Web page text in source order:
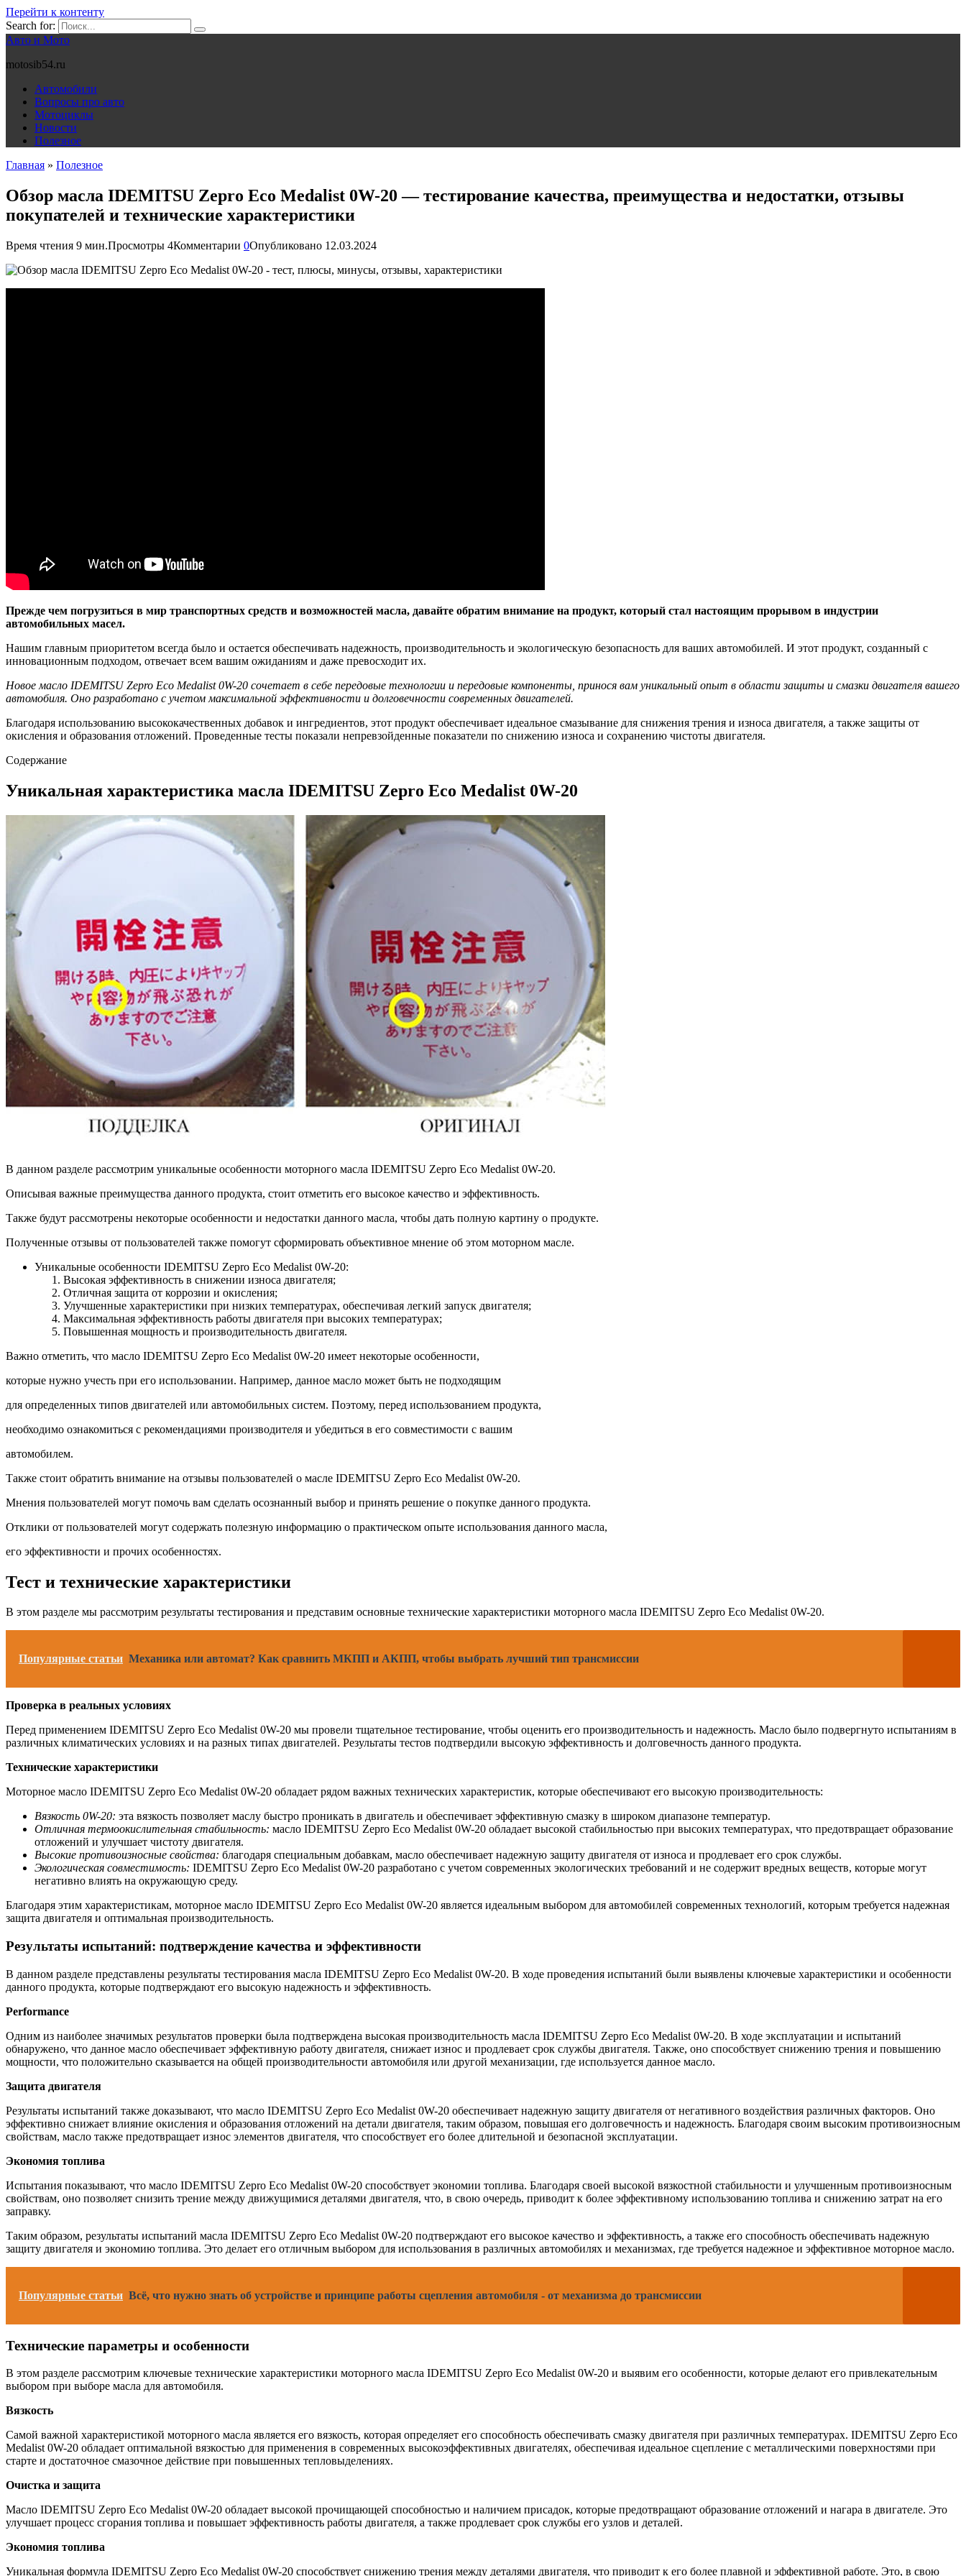
Перейти к контенту
Search for:
Авто и Мото
motosib54.ru
Автомобили
Вопросы про авто
Мотоциклы
Новости
Полезное
Главная » Полезное
Обзор масла IDEMITSU Zepro Eco Medalist 0W-20 — тестирование качества, преимущества и недостатки, отзывы
покупателей и технические характеристики
Время чтения 9 мин.Просмотры 4Комментарии 0Опубликовано 12.03.2024
Прежде чем погрузиться в мир транспортных средств и возможностей масла, давайте обратим внимание на продукт, который стал настоящим прорывом в индустрии
автомобильных масел.
Нашим главным приоритетом всегда было и остается обеспечивать надежность, производительность и экологическую безопасность для ваших автомобилей. И этот продукт, созданный с
инновационным подходом, отвечает всем вашим ожиданиям и даже превосходит их.
Новое масло IDEMITSU Zepro Eco Medalist 0W-20 сочетает в себе передовые технологии и передовые компоненты, принося вам уникальный опыт в области защиты и смазки двигателя вашего
автомобиля. Оно разработано с учетом максимальной эффективности и долговечности современных двигателей.
Благодаря использованию высококачественных добавок и ингредиентов, этот продукт обеспечивает идеальное смазывание для снижения трения и износа двигателя, а также защиты от
окисления и образования отложений. Проведенные тесты показали непревзойденные показатели по снижению износа и сохранению чистоты двигателя.
Содержание
Уникальная характеристика масла IDEMITSU Zepro Eco Medalist 0W-20
В данном разделе рассмотрим уникальные особенности моторного масла IDEMITSU Zepro Eco Medalist 0W-20.
Описывая важные преимущества данного продукта, стоит отметить его высокое качество и эффективность.
Также будут рассмотрены некоторые особенности и недостатки данного масла, чтобы дать полную картину о продукте.
Полученные отзывы от пользователей также помогут сформировать объективное мнение об этом моторном масле.
Уникальные особенности IDEMITSU Zepro Eco Medalist 0W-20:
Высокая эффективность в снижении износа двигателя;
Отличная защита от коррозии и окисления;
Улучшенные характеристики при низких температурах, обеспечивая легкий запуск двигателя;
Максимальная эффективность работы двигателя при высоких температурах;
Повышенная мощность и производительность двигателя.
Важно отметить, что масло IDEMITSU Zepro Eco Medalist 0W-20 имеет некоторые особенности,
которые нужно учесть при его использовании. Например, данное масло может быть не подходящим
для определенных типов двигателей или автомобильных систем. Поэтому, перед использованием продукта,
необходимо ознакомиться с рекомендациями производителя и убедиться в его совместимости с вашим
автомобилем.
Также стоит обратить внимание на отзывы пользователей о масле IDEMITSU Zepro Eco Medalist 0W-20.
Мнения пользователей могут помочь вам сделать осознанный выбор и принять решение о покупке данного продукта.
Отклики от пользователей могут содержать полезную информацию о практическом опыте использования данного масла,
его эффективности и прочих особенностях.
Тест и технические характеристики
В этом разделе мы рассмотрим результаты тестирования и представим основные технические характеристики моторного масла IDEMITSU Zepro Eco Medalist 0W-20.
Популярные статьи Механика или автомат? Как сравнить МКПП и АКПП, чтобы выбрать лучший тип трансмиссии
Проверка в реальных условиях
Перед применением IDEMITSU Zepro Eco Medalist 0W-20 мы провели тщательное тестирование, чтобы оценить его производительность и надежность. Масло было подвергнуто испытаниям в
различных климатических условиях и на разных типах двигателей. Результаты тестов подтвердили высокую эффективность и долговечность данного продукта.
Технические характеристики
Моторное масло IDEMITSU Zepro Eco Medalist 0W-20 обладает рядом важных технических характеристик, которые обеспечивают его высокую производительность:
Вязкость 0W-20: эта вязкость позволяет маслу быстро проникать в двигатель и обеспечивает эффективную смазку в широком диапазоне температур.
Отличная термоокислительная стабильность: масло IDEMITSU Zepro Eco Medalist 0W-20 обладает высокой стабильностью при высоких температурах, что предотвращает образование
отложений и улучшает чистоту двигателя.
Высокие противоизносные свойства: благодаря специальным добавкам, масло обеспечивает надежную защиту двигателя от износа и продлевает его срок службы.
Экологическая совместимость: IDEMITSU Zepro Eco Medalist 0W-20 разработано с учетом современных экологических требований и не содержит вредных веществ, которые могут
негативно влиять на окружающую среду.
Благодаря этим характеристикам, моторное масло IDEMITSU Zepro Eco Medalist 0W-20 является идеальным выбором для автомобилей современных технологий, которым требуется надежная
защита двигателя и оптимальная производительность.
Результаты испытаний: подтверждение качества и эффективности
В данном разделе представлены результаты тестирования масла IDEMITSU Zepro Eco Medalist 0W-20. В ходе проведения испытаний были выявлены ключевые характеристики и особенности
данного продукта, которые подтверждают его высокую надежность и эффективность.
Performance
Одним из наиболее значимых результатов проверки была подтверждена высокая производительность масла IDEMITSU Zepro Eco Medalist 0W-20. В ходе эксплуатации и испытаний
обнаружено, что данное масло обеспечивает эффективную работу двигателя, снижает износ и продлевает срок службы двигателя. Также, оно способствует снижению трения и повышению
мощности, что положительно сказывается на общей производительности автомобиля или другой механизации, где используется данное масло.
Защита двигателя
Результаты испытаний также доказывают, что масло IDEMITSU Zepro Eco Medalist 0W-20 обеспечивает надежную защиту двигателя от негативного воздействия различных факторов. Оно
эффективно снижает влияние окисления и образования отложений на детали двигателя, таким образом, повышая его долговечность и надежность. Благодаря своим высоким противоизносным
свойствам, масло также предотвращает износ элементов двигателя, что способствует его более длительной и безопасной эксплуатации.
Экономия топлива
Испытания показывают, что масло IDEMITSU Zepro Eco Medalist 0W-20 способствует экономии топлива. Благодаря своей высокой вязкостной стабильности и улучшенным противоизносным
свойствам, оно позволяет снизить трение между движущимися деталями двигателя, что, в свою очередь, приводит к более эффективному использованию топлива и снижению затрат на его
заправку.
Таким образом, результаты испытаний масла IDEMITSU Zepro Eco Medalist 0W-20 подтверждают его высокое качество и эффективность, а также его способность обеспечивать надежную
защиту двигателя и экономию топлива. Это делает его отличным выбором для использования в различных автомобилях и механизмах, где требуется надежное и эффективное моторное масло.
Популярные статьи Всё, что нужно знать об устройстве и принципе работы сцепления автомобиля - от механизма до трансмиссии
Технические параметры и особенности
В этом разделе рассмотрим ключевые технические характеристики моторного масла IDEMITSU Zepro Eco Medalist 0W-20 и выявим его особенности, которые делают его привлекательным
выбором при выборе масла для автомобиля.
Вязкость
Самой важной характеристикой моторного масла является его вязкость, которая определяет его способность обеспечивать смазку двигателя при различных температурах. IDEMITSU Zepro Eco
Medalist 0W-20 обладает оптимальной вязкостью для применения в современных высокоэффективных двигателях, обеспечивая идеальное сцепление с металлическими поверхностями при
старте и достаточное смазочное действие при повышенных тепловыделениях.
Очистка и защита
Масло IDEMITSU Zepro Eco Medalist 0W-20 обладает высокой прочищающей способностью и наличием присадок, которые предотвращают образование отложений и нагара в двигателе. Это
улучшает процесс сгорания топлива и повышает эффективность работы двигателя, а также продлевает срок службы его узлов и деталей.
Экономия топлива
Уникальная формула IDEMITSU Zepro Eco Medalist 0W-20 способствует снижению трения между деталями двигателя, что приводит к его более плавной и эффективной работе. Это, в свою